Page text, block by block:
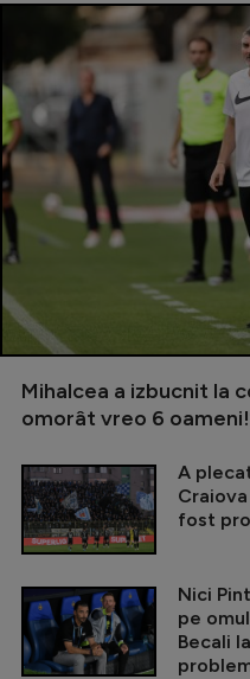
Mihalcea a izbucnit la
omorât vreo 6
A
fost
Nici
pe
Becali